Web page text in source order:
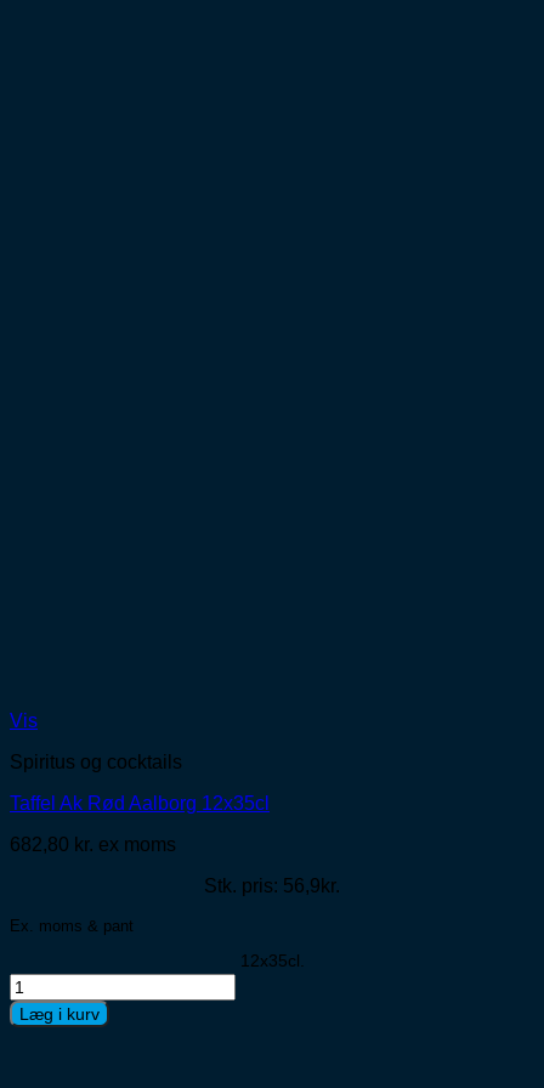
Vis
Spiritus og cocktails
Taffel Ak Rød Aalborg 12x35cl
682,80 kr. ex moms
Stk. pris: 56,9kr.
Ex. moms & pant
12x35cl.
Taffel
Ak
Rød
Læg i kurv